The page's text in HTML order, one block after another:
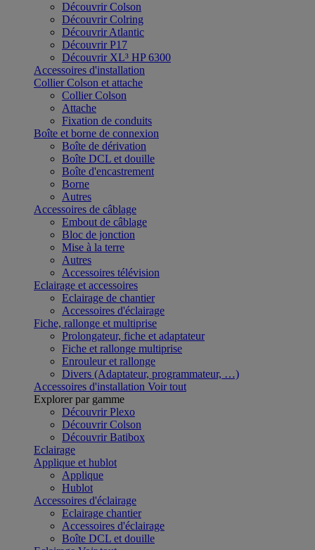
Découvrir Colson
Découvrir Colring
Découvrir Atlantic
Découvrir P17
Découvrir XL³ HP 6300
Accessoires d'installation
Collier Colson et attache
Collier Colson
Attache
Fixation de conduits
Boîte et borne de connexion
Boîte de dérivation
Boîte DCL et douille
Boîte d'encastrement
Borne
Autres
Accessoires de câblage
Embout de câblage
Bloc de jonction
Mise à la terre
Autres
Accessoires télévision
Eclairage et accessoires
Eclairage de chantier
Accessoires d'éclairage
Fiche, rallonge et multiprise
Prolongateur, fiche et adaptateur
Fiche et rallonge multiprise
Enrouleur et rallonge
Divers (Adaptateur, programmateur, …)
Accessoires d'installation Voir tout
Explorer par gamme
Découvrir Plexo
Découvrir Colson
Découvrir Batibox
Eclairage
Applique et hublot
Applique
Hublot
Accessoires d'éclairage
Eclairage chantier
Accessoires d'éclairage
Boîte DCL et douille